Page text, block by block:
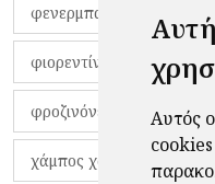
Αυτός
cookies
φενερμπαχτσέ
φιορεντίνα φιρμίνο
φροζινόνε φωκικός
χάμπος χαραλάμπους